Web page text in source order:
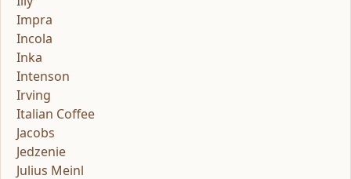
Impra
Incola
Inka
Intenson
Irving
Italian Coffee
Jacobs
Jedzenie
Julius Meinl